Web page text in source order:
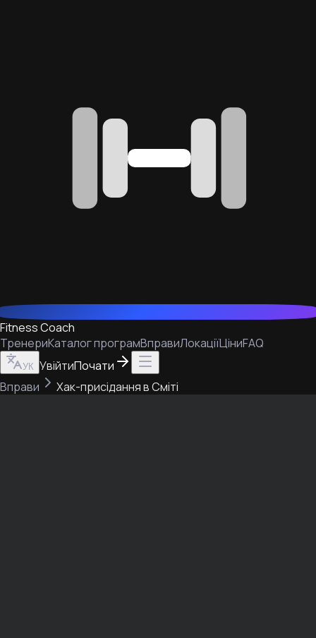
Fitness Coach
ТренериКаталог програмВправиЛокаціїЦіниFAQ
УК УвійтиПочати
Вправи
Хак-присідання в Сміті